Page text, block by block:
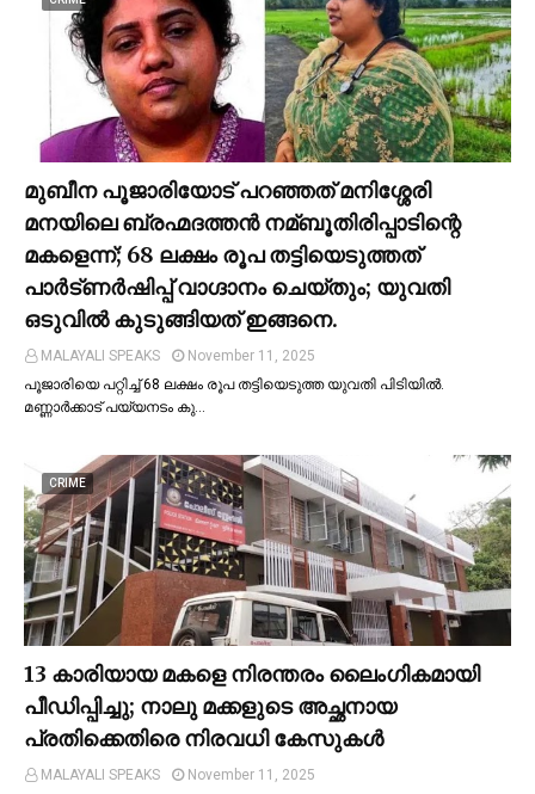
മുബീന പൂജാരിയോട് പറഞ്ഞത് മനിശ്ശേരി
മനയിലെ ബ്രഹ്മദത്തൻ നമ്ബൂതിരിപ്പാടിന്റെ
മകളെന്ന്; 68 ലക്ഷം രൂപ തട്ടിയെടുത്തത്
പാര്‍ട്ണര്‍ഷിപ്പ് വാഗ്ദാനം ചെയ്തും; യുവതി
ഒടുവില്‍ കുടുങ്ങിയത് ഇങ്ങനെ.
MALAYALI SPEAKS
November 11, 2025
പൂജാരിയെ പറ്റിച്ച്‌ 68 ലക്ഷം രൂപ തട്ടിയെടുത്ത യുവതി പിടിയില്‍.
മണ്ണാർക്കാട് പയ്യനടം കു…
CRIME
13 കാരിയായ മകളെ നിരന്തരം ലൈംഗികമായി
പീഡിപ്പിച്ചു; നാലു മക്കളുടെ അച്ഛനായ
പ്രതിക്കെതിരെ നിരവധി കേസുകള്‍
MALAYALI SPEAKS
November 11, 2025